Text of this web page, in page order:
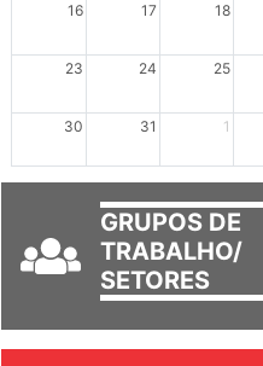
16 17 18
23 24 25
30 31 1
GRUPOS DE
TRABALHO/
SETORES